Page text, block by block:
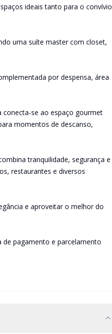
ideais tanto para o convívio
uma suíte master com closet,
por despensa, área
conecta-se ao espaço gourmet
momentos de descanso,
tranquilidade, segurança e
restaurantes e diversos
e aproveitar o melhor do
pagamento e parcelamento